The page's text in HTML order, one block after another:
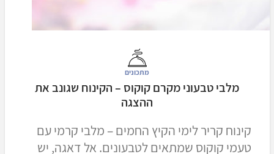
מתכונים
מלבי טבעוני מקרם קוקוס – הקינוח שגונב את
ההצגה
קינוח קריר לימי הקיץ החמים – מלבי קרמי עם
טעמי קוקוס שמתאים לטבעונים. אל דאגה, יש